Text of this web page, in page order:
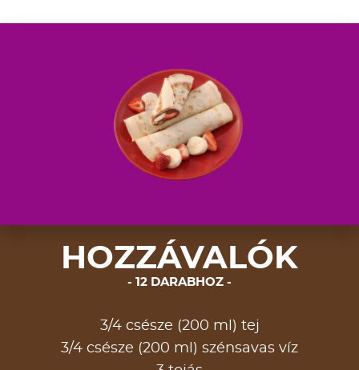
HOZZÁVALÓK
12 DARABHOZ
3/4 csésze (200 ml) tej
3/4 csésze (200 ml) szénsavas víz